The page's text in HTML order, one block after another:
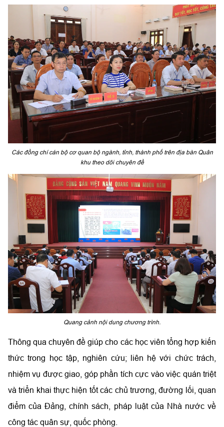
Các đồng chí cán bộ cơ quan bộ ngành, tỉnh, thành phố trên địa bàn Quân
khu theo dõi chuyên đề
Quang cảnh nội dung chương trình.
Thông qua chuyên đề giúp cho các học viên tổng hợp kiến
thức trong học tập, nghiên cứu; liên hệ với chức trách,
nhiệm vụ được giao, góp phần tích cực vào việc quán triệt
và triển khai thực hiện tốt các chủ trương, đường lối, quan
điểm của Đảng, chính sách, pháp luật của Nhà nước về
công tác quân sự, quốc phòng.